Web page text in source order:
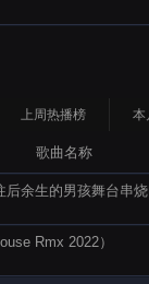
上周热播榜 本
歌曲名称
Rmx 2022）